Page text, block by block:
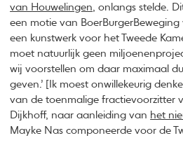
van Houwelingen , onlangs stelde.
een motie van
een kunstwerk voor het Tweede
moet natuurlijk geen
wij voorstellen om daar maximaal
geven.’ [Ik moest onwillekeurig
van de toenmalige fractievoorzitter
Dijkhoff, naar aanleiding van het
Mayke Nas componeerde voor de